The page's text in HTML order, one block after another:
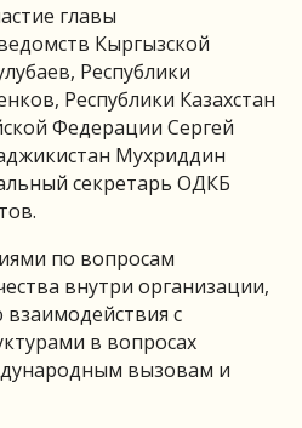
главы
Кыргызской
Республики
Республики Казахстан
Федерации Сергей
Мухриддин
секретарь ОДКБ
по вопросам
внутри организации,
с
в вопросах
вызовам и